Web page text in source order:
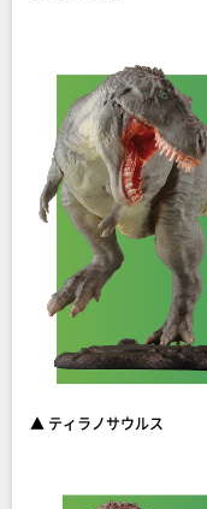
▲ ティラノサウルス